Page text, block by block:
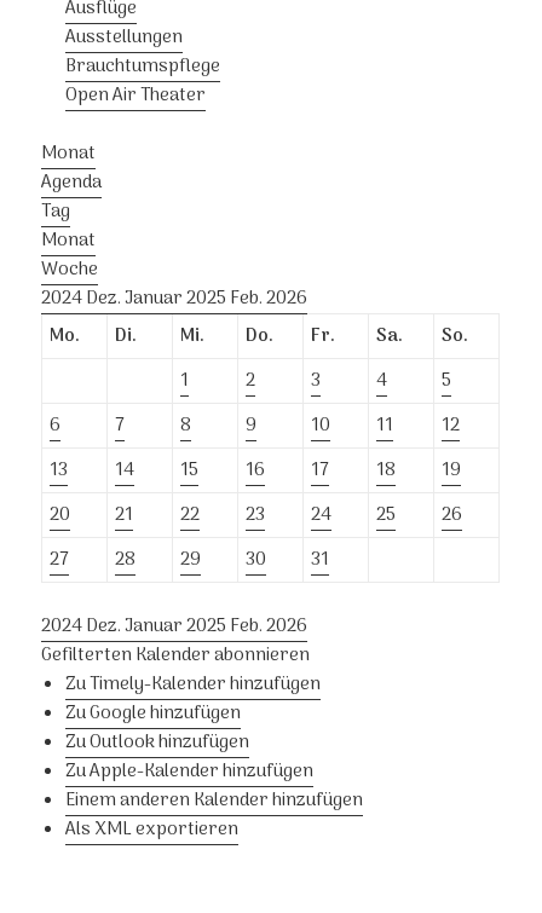
Ausflüge
Ausstellungen
Brauchtumspflege
Open Air Theater
Monat
Agenda
Tag
Monat
Woche
2024Dez.Januar 2025 Feb.2026
Mo.
Di. Mi. Do. Fr. Sa.
So.
1
2 3 4
5
6
7 8 9 10 11
12
13
14 15 16 17 18
19
20
21 22 23 24 25
26
27
28 29 30 31
2024Dez.Januar 2025 Feb.2026
Gefilterten Kalender abonnieren
Zu Timely-Kalender hinzufügen
Zu Google hinzufügen
Zu Outlook hinzufügen
Zu Apple-Kalender hinzufügen
Einem anderen Kalender hinzufügen
Als XML exportieren